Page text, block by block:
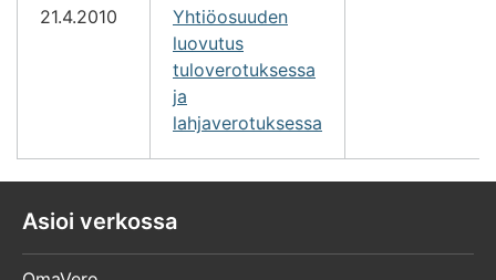
21.4.2010
Yhtiöosuuden
luovutus
tuloverotuksessa
ja
lahjaverotuksessa
Asioi verkossa